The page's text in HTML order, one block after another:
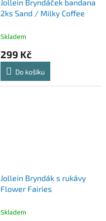
Jollein Bryndáček bandana
2ks Sand / Milky Coffee
Skladem
299 Kč
Do košíku
Jollein Bryndák s rukávy
Flower Fairies
Skladem